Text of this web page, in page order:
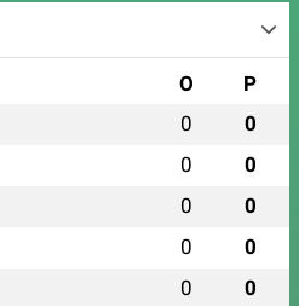
O P
0 0
0 0
0 0
0 0
0 0